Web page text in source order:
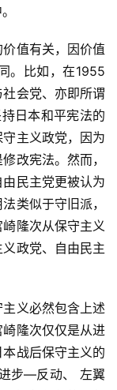
值有关，因价值
。比如，在1955
会党、亦即所谓
日本和平宪法的
主义政党，因为
改宪法。然而，
民主党更被认为
类似于守旧派，
隆次从保守主义
政党、自由民主
义必然包含上述
隆次仅仅是从进
战后保守主义的
步—反动、 左翼